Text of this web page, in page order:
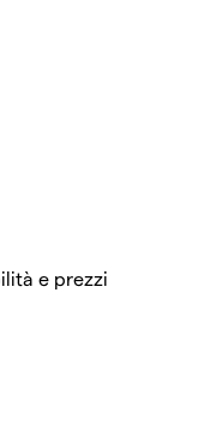
e prezzi